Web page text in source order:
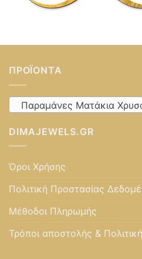
ΠΡΟΪΌΝΤΑ
Παραμάνες Ματάκια
DIMAJEWELS.GR
Όροι Χρήσης
Πολιτική Προστασίας
Μέθοδοι Πληρωμής
Τρόποι αποστολής &